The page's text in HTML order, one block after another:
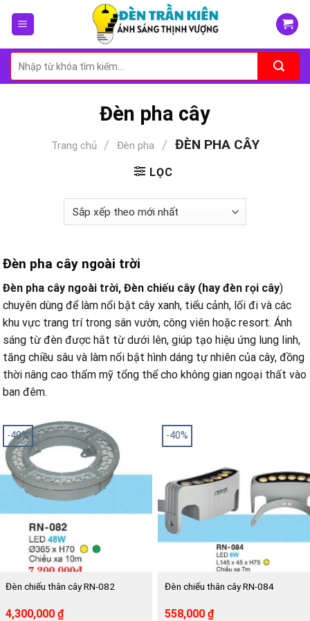
Tìm
kiếm:
Đèn pha cây
Trang chủ / Đèn pha / ĐÈN PHA CÂY
LỌC
Đèn pha cây ngoài trời
Đèn pha cây ngoài trời, Đèn chiếu cây (hay đèn rọi cây)
chuyên dùng để làm nổi bật cây xanh, tiểu cảnh, lối đi và các
khu vực trang trí trong sân vườn, công viên hoặc resort. Ánh
sáng từ đèn được hắt từ dưới lên, giúp tạo hiệu ứng lung linh,
tăng chiều sâu và làm nổi bật hình dáng tự nhiên của cây, đồng
thời nâng cao thẩm mỹ tổng thể cho không gian ngoại thất vào
ban đêm.
-40%
Đèn chiếu thân cây RN-082
Giá
4,300,000 ₫Giá
-40%
Đèn chiếu thân cây RN-084
Giá
558,000 ₫Giá